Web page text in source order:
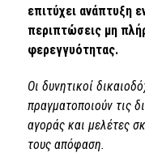
επιτύχει ανάπτυξη
περιπτώσεις μη
φερεγγυότητας.
Οι δυνητικοί
πραγματοποιούν τις
αγοράς και μελέτες
τους απόφαση.